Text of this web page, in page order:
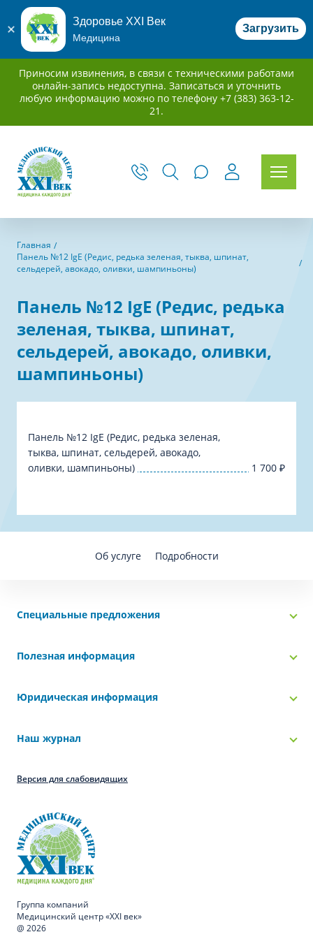
Здоровье XXI Век
Медицина
Загрузить
Приносим извинения, в связи с техническими работами
онлайн-запись недоступна. Записаться и уточнить
любую информацию можно по телефону +7 (383) 363-12-
21.
Главная
Панель №12 IgE (Редис, редька зеленая, тыква, шпинат,
сельдерей, авокадо, оливки, шампиньоны)
Панель №12 IgE (Редис, редька
зеленая, тыква, шпинат,
сельдерей, авокадо, оливки,
шампиньоны)
Панель №12 IgE (Редис, редька зеленая,
тыква, шпинат, сельдерей, авокадо,
оливки, шампиньоны)
1 700 ₽
Об услуге Подробности
Специальные предложения
Полезная информация
Юридическая информация
Наш журнал
Версия для слабовидящих
Группа компаний
Медицинский центр «XXI век»
@ 2026